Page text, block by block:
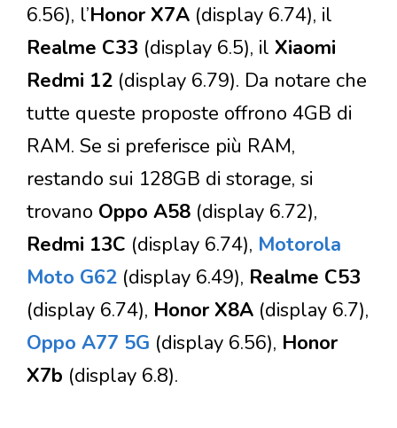
6.56), l’Honor X7A (display 6.74), il
Realme C33 (display 6.5), il Xiaomi
Redmi 12 (display 6.79). Da notare che
tutte queste proposte offrono 4GB di
RAM. Se si preferisce più RAM,
restando sui 128GB di storage, si
trovano Oppo A58 (display 6.72),
Redmi 13C (display 6.74), Motorola
Moto G62 (display 6.49), Realme C53
(display 6.74), Honor X8A (display 6.7),
Oppo A77 5G (display 6.56), Honor
X7b (display 6.8).